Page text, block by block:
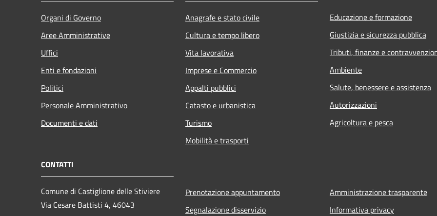
Organi di Governo
Aree Amministrative
Uffici
Enti e fondazioni
Politici
Personale Amministrativo
Documenti e dati
Anagrafe e stato civile
Cultura e tempo libero
Vita lavorativa
Imprese e Commercio
Appalti pubblici
Catasto e urbanistica
Turismo
Mobilità e trasporti
Educazione e formazione
Giustizia e sicurezza pubblica
Tributi, finanze e
Ambiente
Salute, benessere e assistenza
Autorizzazioni
Agricoltura e pesca
CONTATTI
Comune di Castiglione delle Stiviere
Via Cesare Battisti 4, 46043
Prenotazione appuntamento
Segnalazione disservizio
Amministrazione trasparente
Informativa privacy